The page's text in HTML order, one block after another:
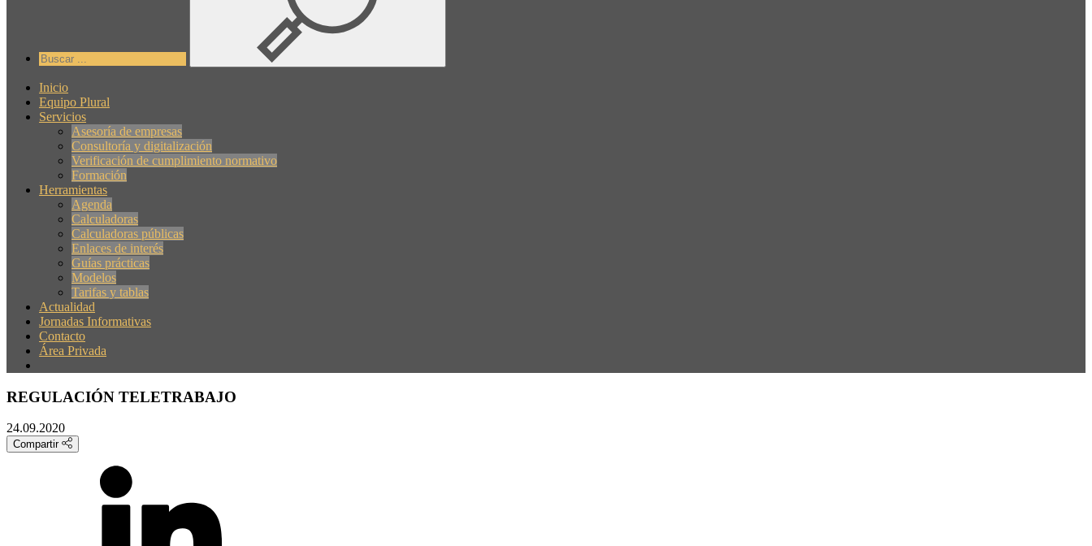
Inicio
Equipo Plural
Servicios
Asesoría de empresas
Consultoría y digitalización
Verificación de cumplimiento normativo
Formación
Herramientas
Agenda
Calculadoras
Calculadoras públicas
Enlaces de interés
Guías prácticas
Modelos
Tarifas y tablas
Actualidad
Jornadas Informativas
Contacto
Área Privada
REGULACIÓN TELETRABAJO
24.09.2020
Compartir